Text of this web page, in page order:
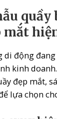
quầy
mắt
di động
kinh
đẹp mắt,
lựa chọn